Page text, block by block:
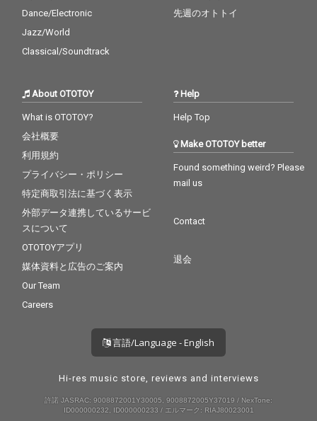
Dance/Electronic
Jazz/World
Classical/Soundtrack
先週のオトトイ
About OTOTOY
What is OTOTOY?
会社概要
利用規約
プライバシー・ポリシー
特定商取引法に基づく表示
外部データ連携しているサービ
スについて
OTOTOYアプリ
媒体資料と広告のご案内
Our Team
Careers
Help
Help Top
Make OTOTOY better
Found something weird? Please
mail us
Contact
退会
言語/Language - English
Hi-res music store, reviews and interviews
許諾 JASRAC: 9008872001Y30005, 9008872005Y37019 / NexTone:
ID000000232, ID000000233 / エルマーク: RIAJ80023001